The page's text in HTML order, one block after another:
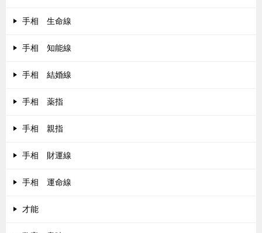
手相 生命線
手相 知能線
手相 結婚線
手相 薬指
手相 親指
手相 財運線
手相 運命線
才能